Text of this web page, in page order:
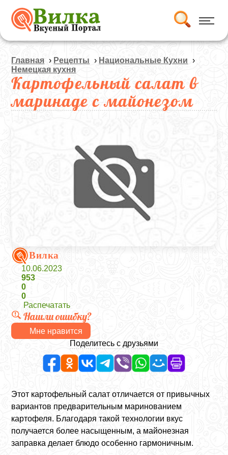
Главная › Рецепты › Национальные Кухни ›
Немецкая кухня
Картофельный салат в
маринаде с майонезом
Вилка
10.06.2023
953
0
0
Распечатать
Нашли ошибку?
Мне нравится
Поделитесь с друзьями
Этот картофельный салат отличается от привычных
вариантов предварительным маринованием
картофеля. Благодаря такой технологии вкус
получается более насыщенным, а майонезная
заправка делает блюдо особенно гармоничным.